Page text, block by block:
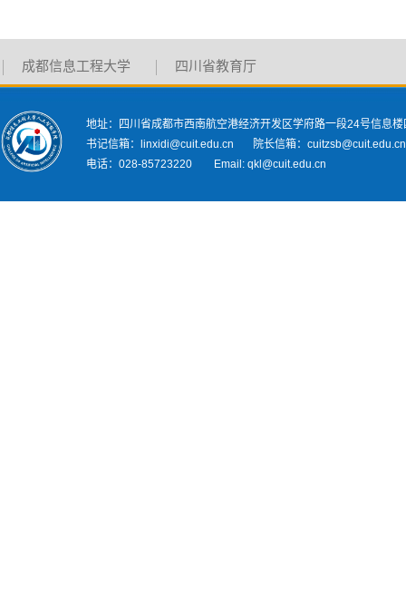
成都信息工程大学 四川省教育厅
地址：四川省成都市西南航空港经济开发区学府路一段24号信息楼
书记信箱：linxidi@cuit.edu.cn 院长信箱：cuitzsb@cuit.edu.cn
电话：028-85723220 Email: qkl@cuit.edu.cn